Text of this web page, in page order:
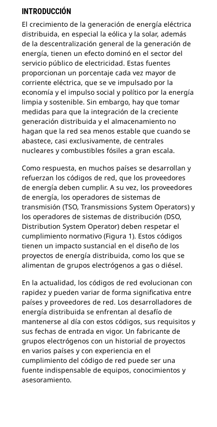
INTRODUCCIÓN
El crecimiento de la generación de energía eléctrica
distribuida, en especial la eólica y la solar, además
de la descentralización general de la generación de
energía, tienen un efecto dominó en el sector del
servicio público de electricidad. Estas fuentes
proporcionan un porcentaje cada vez mayor de
corriente eléctrica, que se ve impulsado por la
economía y el impulso social y político por la energía
limpia y sostenible. Sin embargo, hay que tomar
medidas para que la integración de la creciente
generación distribuida y el almacenamiento no
hagan que la red sea menos estable que cuando se
abastece, casi exclusivamente, de centrales
nucleares y combustibles fósiles a gran escala.
Como respuesta, en muchos países se desarrollan y
refuerzan los códigos de red, que los proveedores
de energía deben cumplir. A su vez, los proveedores
de energía, los operadores de sistemas de
transmisión (TSO, Transmissions System Operators) y
los operadores de sistemas de distribución (DSO,
Distribution System Operator) deben respetar el
cumplimiento normativo (Figura 1). Estos códigos
tienen un impacto sustancial en el diseño de los
proyectos de energía distribuida, como los que se
alimentan de grupos electrógenos a gas o diésel.
En la actualidad, los códigos de red evolucionan con
rapidez y pueden variar de forma significativa entre
países y proveedores de red. Los desarrolladores de
energía distribuida se enfrentan al desafío de
mantenerse al día con estos códigos, sus requisitos y
sus fechas de entrada en vigor. Un fabricante de
grupos electrógenos con un historial de proyectos
en varios países y con experiencia en el
cumplimiento del código de red puede ser una
fuente indispensable de equipos, conocimientos y
asesoramiento.